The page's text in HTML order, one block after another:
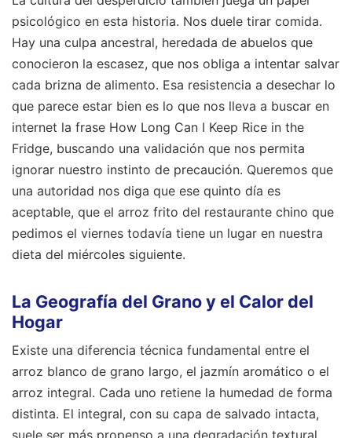
psicológico en esta historia. Nos duele tirar comida.
Hay una culpa ancestral, heredada de abuelos que
conocieron la escasez, que nos obliga a intentar salvar
cada brizna de alimento. Esa resistencia a desechar lo
que parece estar bien es lo que nos lleva a buscar en
internet la frase How Long Can I Keep Rice in the
Fridge, buscando una validación que nos permita
ignorar nuestro instinto de precaución. Queremos que
una autoridad nos diga que ese quinto día es
aceptable, que el arroz frito del restaurante chino que
pedimos el viernes todavía tiene un lugar en nuestra
dieta del miércoles siguiente.
La Geografía del Grano y el Calor del
Hogar
Existe una diferencia técnica fundamental entre el
arroz blanco de grano largo, el jazmín aromático o el
arroz integral. Cada uno retiene la humedad de forma
distinta. El integral, con su capa de salvado intacta,